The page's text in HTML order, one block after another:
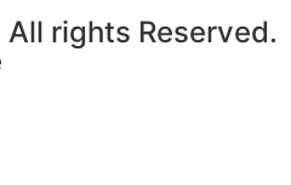
rights Reserved.